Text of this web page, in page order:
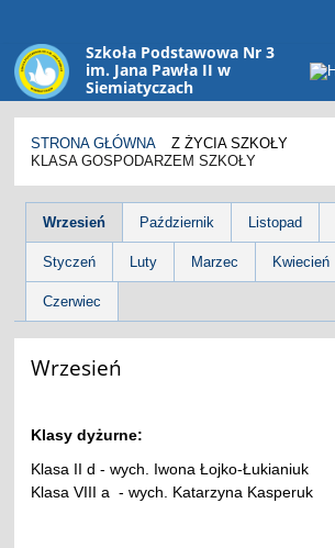
Szkoła Podstawowa Nr 3
im. Jana Pawła II w
Siemiatyczach
sp3@siemiatycze.eu
STRONA GŁÓWNA
Z ŻYCIA SZKOŁY
KLASA GOSPODARZEM SZKOŁY
Klasa
gospodarzem
szkoły
Wrzesień Październik Listopad
Styczeń Luty Marzec Kwiecień
Czerwiec
Wrzesień
Klasy dyżurne:
Klasa II d - wych. Iwona Łojko-Łukianiuk
Klasa VIII a - wych. Katarzyna Kasperuk